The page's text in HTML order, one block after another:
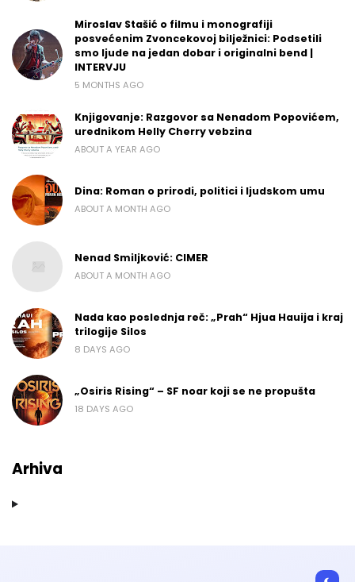
Miroslav Stašić o filmu i monografiji
posvećenim Zvoncekovoj bilježnici: Podsetili
smo ljude na jedan dobar i originalni bend |
INTERVJU
5 MONTHS AGO
Knjigovanje: Razgovor sa Nenadom Popovićem,
urednikom Helly Cherry vebzina
ABOUT A YEAR AGO
Dina: Roman o prirodi, politici i ljudskom umu
ABOUT A MONTH AGO
Nenad Smiljković: CIMER
ABOUT A MONTH AGO
Nada kao poslednja reč: „Prah“ Hjua Hauija i kraj
trilogije Silos
8 DAYS AGO
„Osiris Rising“ – SF noar koji se ne propušta
18 DAYS AGO
Arhiva